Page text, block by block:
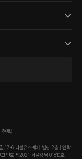
협력
17-6 더블유스퀘어 빌딩 2층 | 연락
번호 제2021-서울강남-01810호 |